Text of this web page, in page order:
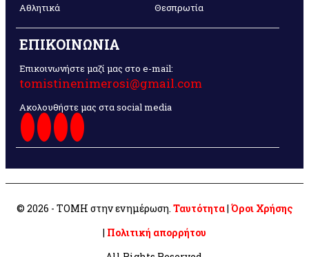
Αθλητικά
Θεσπρωτία
ΕΠΙΚΟΙΝΩΝΙΑ
Επικοινωνήστε μαζί μας στο e-mail:
tomistinenimerosi@gmail.com
Ακολουθήστε μας στα social media
© 2026 - ΤΟΜΗ στην ενημέρωση. Ταυτότητα| Όροι Χρήσης
| Πολιτική απορρήτου